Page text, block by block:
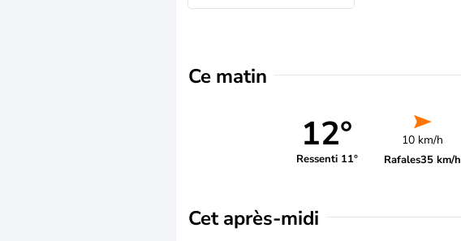
Ce matin
12°
Ressenti 11°
10 km/h
Rafales35 km/h
Cet après-midi